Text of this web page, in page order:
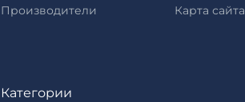
Производители Карта сайта
Категории